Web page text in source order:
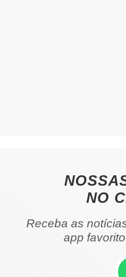
NO
Receba as
app